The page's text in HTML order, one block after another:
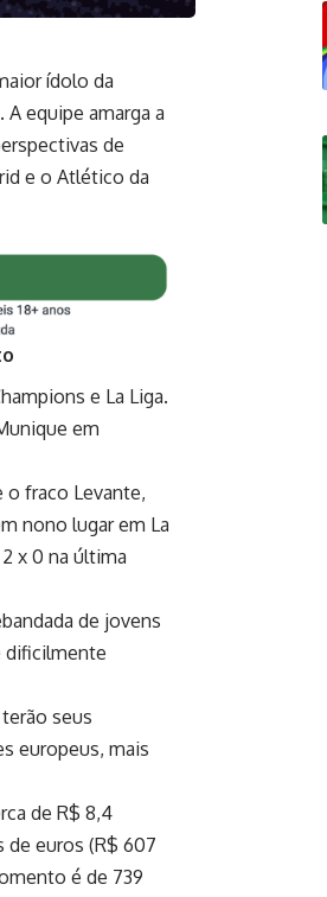
ídolo da
equipe amarga a
de
e o Atlético da
e La Liga.
em
fraco Levante,
nono lugar em La
x 0 na última
de jovens
dificilmente
seus
europeus, mais
de R$ 8,4
de euros (R$ 607
é de 739